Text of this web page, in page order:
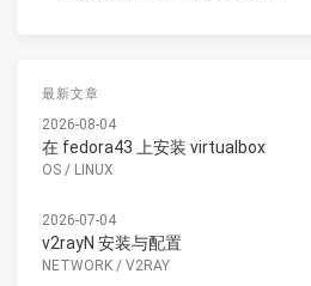
最新文章
2026-08-04
在 fedora43 上安装 virtualbox
OS / LINUX
2026-07-04
v2rayN 安装与配置
NETWORK / V2RAY